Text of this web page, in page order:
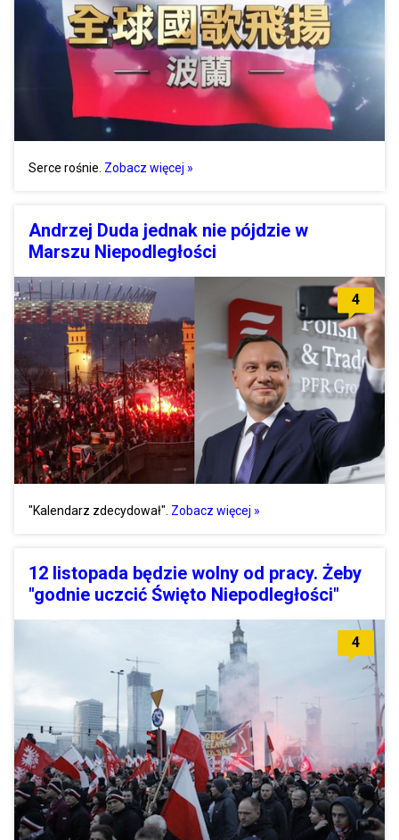
Serce rośnie. Zobacz więcej »
Andrzej Duda jednak nie pójdzie w
Marszu Niepodległości
4
"Kalendarz zdecydował". Zobacz więcej »
12 listopada będzie wolny od pracy. Żeby
"godnie uczcić Święto Niepodległości"
4